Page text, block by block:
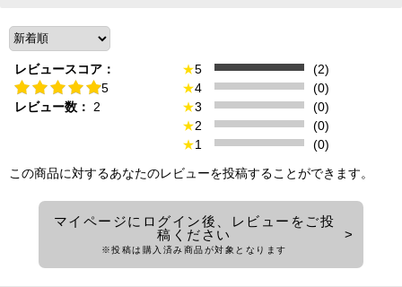
レビュースコア：
5
レビュー数：
2
★5
(2)
★4
(0)
★3
(0)
★2
(0)
★1
(0)
この商品に対するあなたのレビューを投稿することができます。
マイページにログイン後、レビューをご投
稿ください
※投稿は購入済み商品が対象となります